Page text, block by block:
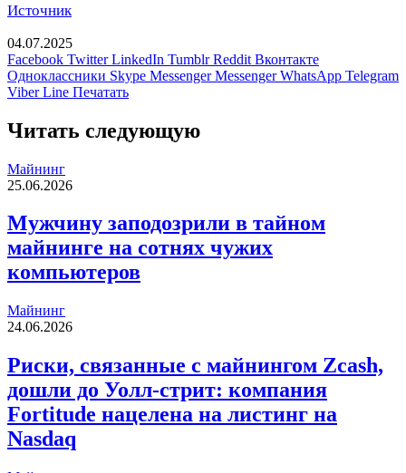
Источник
04.07.2025
Facebook Twitter LinkedIn Tumblr Reddit Вконтакте
Одноклассники Skype Messenger Messenger WhatsApp Telegram
Viber Line Печатать
Читать следующую
Майнинг
25.06.2026
Мужчину заподозрили в тайном
майнинге на сотнях чужих
компьютеров
Майнинг
24.06.2026
Риски, связанные с майнингом Zcash,
дошли до Уолл-стрит: компания
Fortitude нацелена на листинг на
Nasdaq